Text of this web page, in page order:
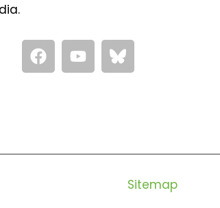
F
a
c
k
Y
o
u
Sitemap